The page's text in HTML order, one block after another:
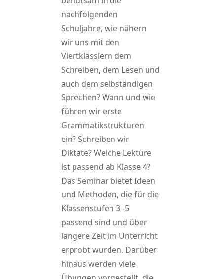
nachfolgenden
Schuljahre, wie nähern
wir uns mit den
Viertklässlern dem
Schreiben, dem Lesen und
auch dem selbständigen
Sprechen? Wann und wie
führen wir erste
Grammatikstrukturen
ein? Schreiben wir
Diktate? Welche Lektüre
ist passend ab Klasse 4?
Das Seminar bietet Ideen
und Methoden, die für die
Klassenstufen 3 -5
passend sind und über
längere Zeit im Unterricht
erprobt wurden. Darüber
hinaus werden viele